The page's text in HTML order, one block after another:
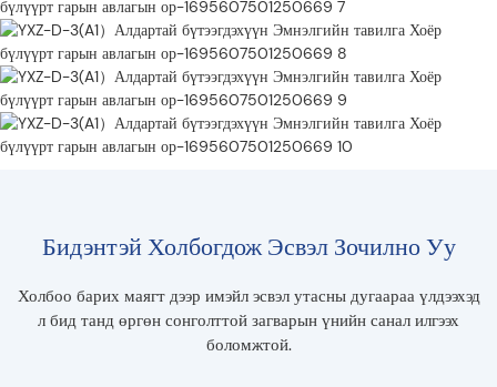
Бидэнтэй Холбогдож Эсвэл Зочилно Уу
Холбоо барих маягт дээр имэйл эсвэл утасны дугаараа үлдээхэд
л бид танд өргөн сонголттой загварын үнийн санал илгээх
боломжтой.